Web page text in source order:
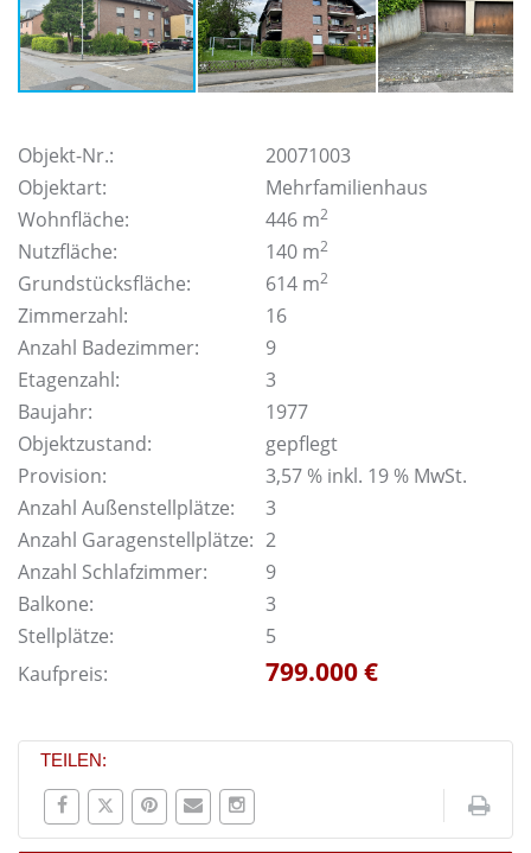
Objekt-Nr.:
20071003
Objektart:
Mehrfamilienhaus
Wohnfläche:
446 m2
Nutzfläche: 140 m2
Grundstücksfläche: 614 m2
Zimmerzahl:
16
Anzahl Badezimmer:
9
Etagenzahl:
3
Baujahr:
1977
Objektzustand:
gepflegt
Provision:
3,57 % inkl. 19 % MwSt.
Anzahl Außenstellplätze:
3
Anzahl Garagenstellplätze: 2
Anzahl Schlafzimmer:
9
Balkone:
3
Stellplätze:
5
Kaufpreis:
799.000 €
TEILEN: